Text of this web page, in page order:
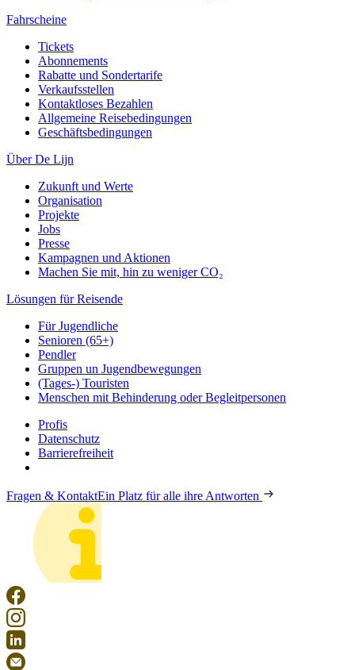
Fahrscheine
Tickets
Abonnements
Rabatte und Sondertarife
Verkaufsstellen
Kontaktloses Bezahlen
Allgemeine Reisebedingungen
Geschäftsbedingungen
Über De Lijn
Zukunft und Werte
Organisation
Projekte
Jobs
Presse
Kampagnen und Aktionen
Machen Sie mit, hin zu weniger CO₂
Lösungen für Reisende
Für Jugendliche
Senioren (65+)
Pendler
Gruppen un Jugendbewegungen
(Tages-) Touristen
Menschen mit Behinderung oder Begleitpersonen
Profis
Datenschutz
Barrierefreiheit
Fragen & KontaktEin Platz für alle ihre Antworten